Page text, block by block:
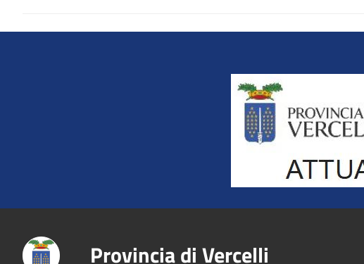
Title
Provincia di Vercelli